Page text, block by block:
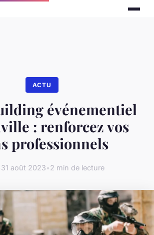
ACTU
événementiel
: renforcez vos
professionnels
31 août 2023•2 min de lecture